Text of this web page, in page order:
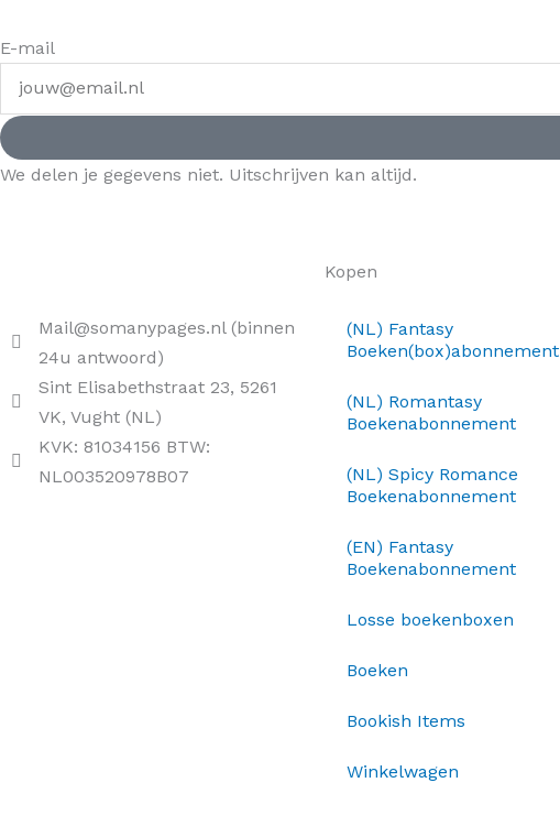
E-mail
We delen je gegevens niet. Uitschrijven kan altijd.
Mail@somanypages.nl (binnen
24u antwoord)
Sint Elisabethstraat 23, 5261
VK, Vught (NL)
KVK: 81034156 BTW:
NL003520978B07
Kopen
(NL) Fantasy
Boeken(box)abonnement
(NL) Romantasy
Boekenabonnement
(NL) Spicy Romance
Boekenabonnement
(EN) Fantasy
Boekenabonnement
Losse boekenboxen
Boeken
Bookish Items
Winkelwagen